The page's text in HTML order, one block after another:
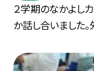
２学期のなかよし
か話し合いました